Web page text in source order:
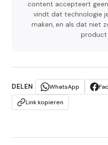
content accepteert
vindt dat technologie
maken, en als dat niet
product
DELEN WhatsApp
Link kopieren